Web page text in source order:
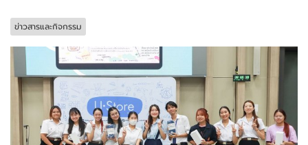
ข่าวสารและกิจกรรม